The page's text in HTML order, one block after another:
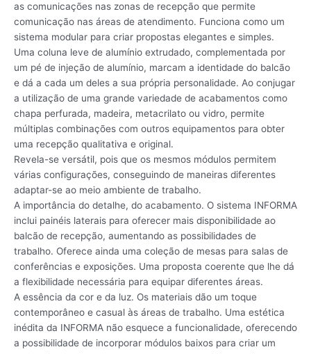
as comunicações nas zonas de recepção que permite
comunicação nas áreas de atendimento. Funciona como um
sistema modular para criar propostas elegantes e simples.
Uma coluna leve de alumínio extrudado, complementada por
um pé de injeção de alumínio, marcam a identidade do balcão
e dá a cada um deles a sua própria personalidade. Ao conjugar
a utilização de uma grande variedade de acabamentos como
chapa perfurada, madeira, metacrilato ou vidro, permite
múltiplas combinações com outros equipamentos para obter
uma recepção qualitativa e original.
Revela-se versátil, pois que os mesmos módulos permitem
várias configurações, conseguindo de maneiras diferentes
adaptar-se ao meio ambiente de trabalho.
A importância do detalhe, do acabamento. O sistema INFORMA
inclui painéis laterais para oferecer mais disponibilidade ao
balcão de recepção, aumentando as possibilidades de
trabalho. Oferece ainda uma coleção de mesas para salas de
conferências e exposições. Uma proposta coerente que lhe dá
a flexibilidade necessária para equipar diferentes áreas.
A essência da cor e da luz. Os materiais dão um toque
contemporâneo e casual às áreas de trabalho. Uma estética
inédita da INFORMA não esquece a funcionalidade, oferecendo
a possibilidade de incorporar módulos baixos para criar um